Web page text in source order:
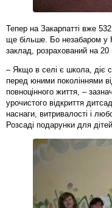
Тепер на Закарпатті вже
ще більше. Бо незабаром у
заклад, розрахований на 20
– Якщо в селі є школа, діє
перед юними поколіннями
повноцінного життя, –
урочистого відкриття
наснаги, витривалості і
Розсаді подарунки для